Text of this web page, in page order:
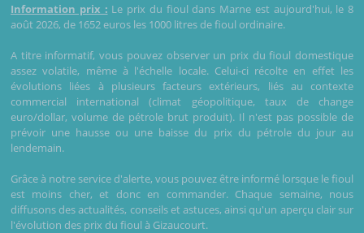
Information prix : Le prix du fioul dans Marne est aujourd'hui, le 8
août 2026, de 1652 euros les 1000 litres de fioul ordinaire.
A titre informatif, vous pouvez observer un prix du fioul domestique
assez volatile, même à l'échelle locale. Celui-ci récolte en effet les
évolutions liées à plusieurs facteurs extérieurs, liés au contexte
commercial international (climat géopolitique, taux de change
euro/dollar, volume de pétrole brut produit). Il n'est pas possible de
prévoir une hausse ou une baisse du prix du pétrole du jour au
lendemain.
Grâce à notre service d'alerte, vous pouvez être informé lorsque le fioul
est moins cher, et donc en commander. Chaque semaine, nous
diffusons des actualités, conseils et astuces, ainsi qu'un aperçu clair sur
l'évolution des prix du fioul à Gizaucourt.